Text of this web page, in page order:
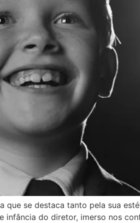
se destaca tanto pela sua
infância do diretor, imerso nos